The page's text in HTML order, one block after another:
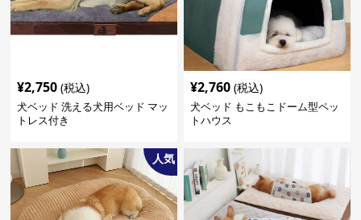
¥2,750 (税込)
犬ベッド 洗える犬用ベッド マッ
トレス付き
¥2,760 (税込)
犬ベッド もこもこドーム型ペッ
トハウス
人気